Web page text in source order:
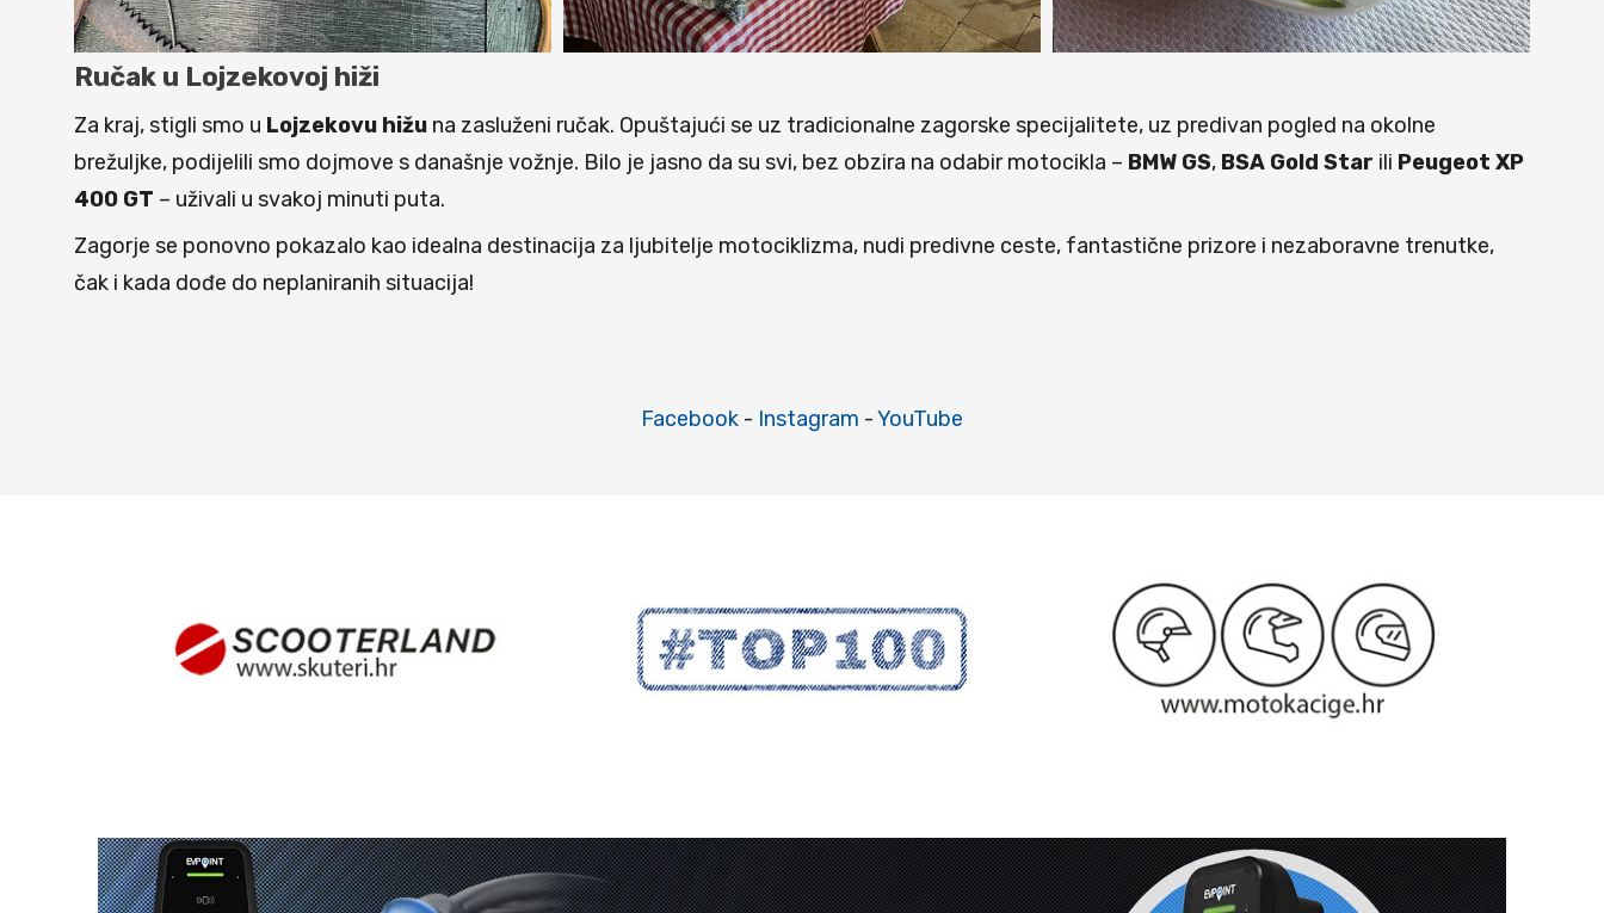
Ručak u Lojzekovoj hiži
Za kraj, stigli smo u Lojzekovu hižu na zasluženi ručak. Opuštajući se uz tradicionalne zagorske specijalitete, uz predivan pogled na okolne
brežuljke, podijelili smo dojmove s današnje vožnje. Bilo je jasno da su svi, bez obzira na odabir motocikla – BMW GS, BSA Gold Star ili Peugeot XP
400 GT – uživali u svakoj minuti puta.
Zagorje se ponovno pokazalo kao idealna destinacija za ljubitelje motociklizma, nudi predivne ceste, fantastične prizore i nezaboravne trenutke,
čak i kada dođe do neplaniranih situacija!
Facebook - Instagram -YouTube